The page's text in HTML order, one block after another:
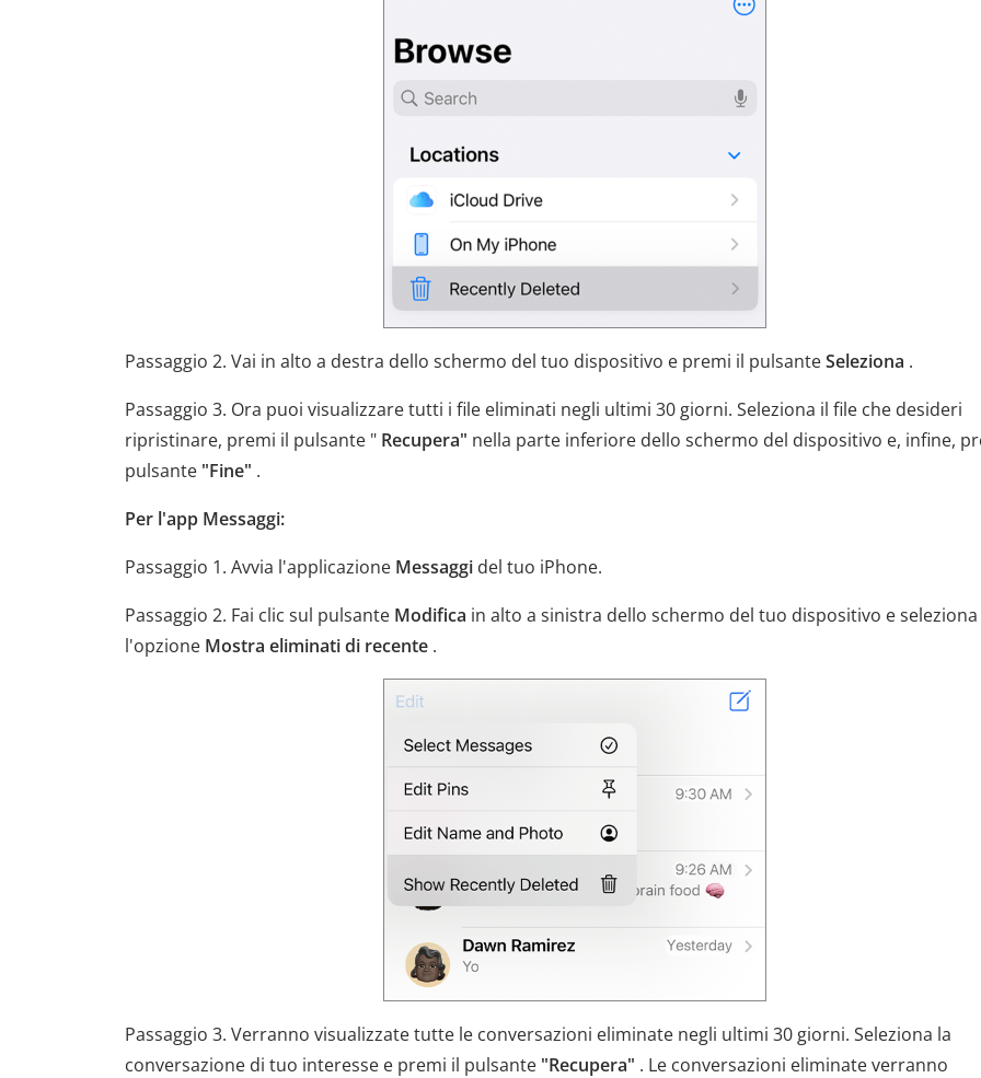
Passaggio 2. Vai in alto a destra dello schermo del tuo dispositivo e premi il pulsanteSeleziona .
Passaggio 3. Ora puoi visualizzare tutti i file eliminati negli ultimi 30 giorni. Seleziona il file che desideri
ripristinare, premi il pulsante " Recupera" nella parte inferiore dello schermo del dispositivo e, infine,
pulsante "Fine" .
Per l'app Messaggi:
Passaggio 1. Avvia l'applicazione Messaggi del tuo iPhone.
Passaggio 2. Fai clic sul pulsante Modifica in alto a sinistra dello schermo del tuo dispositivo e seleziona
l'opzione Mostra eliminati di recente .
Passaggio 3. Verranno visualizzate tutte le conversazioni eliminate negli ultimi 30 giorni. Seleziona la
conversazione di tuo interesse e premi il pulsante "Recupera" . Le conversazioni eliminate verranno